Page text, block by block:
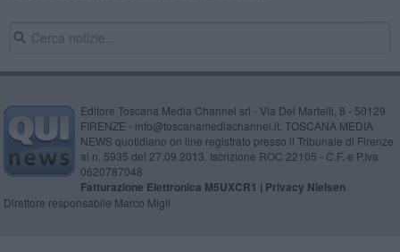
Editore Toscana Media Channel srl - Via Dei Martelli, 8 - 50129
FIRENZE - info@toscanamediachannel.it. TOSCANA MEDIA
NEWS quotidiano on line registrato presso il Tribunale di Firenze
al n. 5935 del 27.09.2013. Iscrizione ROC 22105 - C.F. e P.Iva
0620787048
Fatturazione Elettronica M5UXCR1 | Privacy Nielsen
Direttore responsabile Marco Migli